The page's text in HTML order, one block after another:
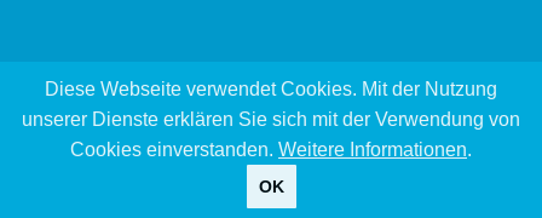
Diese Webseite verwendet Cookies. Mit der Nutzung
unserer Dienste erklären Sie sich mit der Verwendung von
Cookies einverstanden. Weitere Informationen.
OK